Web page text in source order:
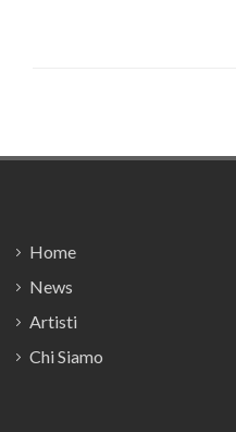
Home
News
Artisti
Chi Siamo